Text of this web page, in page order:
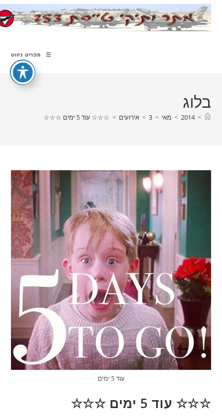
Skip
content
תפריט ניווט
בלוג
>
2014
> מאי >
3
> אירועים > ☆☆☆ עוד 5 ימים ☆☆☆
עוד 5 ימים
☆☆☆ עוד 5 ימים ☆☆☆